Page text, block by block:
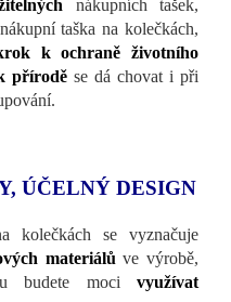
nákupních tašek,
taška na kolečkách,
k ochraně životního
přírodě se dá chovat i při
ÚČELNÝ DESIGN
kolečkách se vyznačuje
materiálů ve výrobě,
budete moci využívat